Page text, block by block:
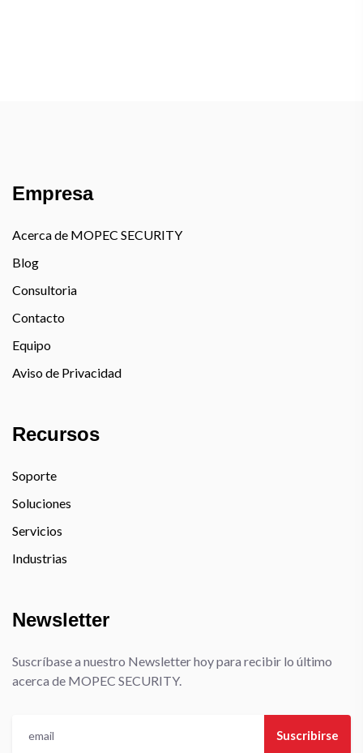
Empresa
Acerca de MOPEC SECURITY
Blog
Consultoria
Contacto
Equipo
Aviso de Privacidad
Recursos
Soporte
Soluciones
Servicios
Industrias
Newsletter
Suscríbase a nuestro Newsletter hoy para recibir lo último
acerca de MOPEC SECURITY.
Suscribirse